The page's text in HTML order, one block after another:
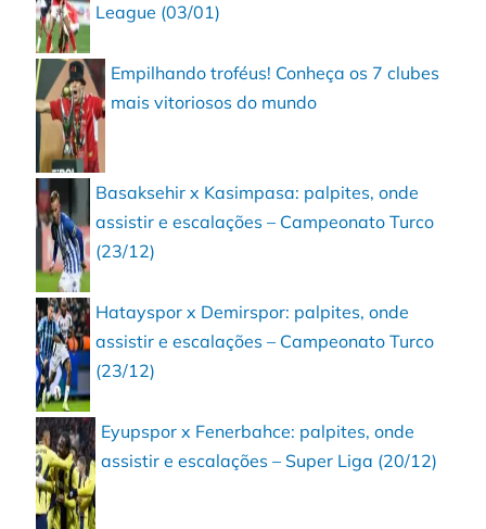
League (03/01)
Empilhando troféus! Conheça os 7 clubes
mais vitoriosos do mundo
Basaksehir x Kasimpasa: palpites, onde
assistir e escalações – Campeonato Turco
(23/12)
Hatayspor x Demirspor: palpites, onde
assistir e escalações – Campeonato Turco
(23/12)
Eyupspor x Fenerbahce: palpites, onde
assistir e escalações – Super Liga (20/12)